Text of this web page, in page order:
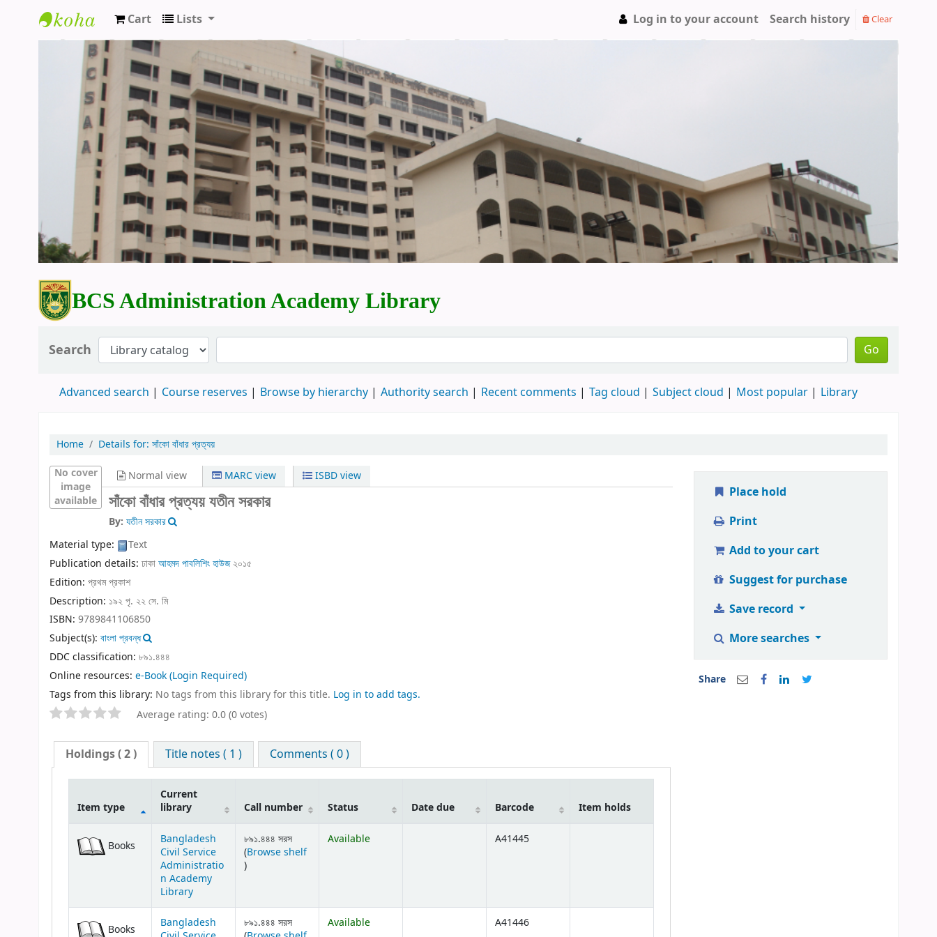
BCS Administration Academy Library
Cart Lists Log in to your account Search history Clear
BCS Administration Academy Library
Search Go
Advanced search Course reserves Browse by hierarchy Authority search Recent comments Tag cloud Subject cloud Most popular Library
Home Details for: সাঁকো বাঁধার প্রত্যয়
No cover
image
available
Normal view MARC view ISBD view
সাঁকো বাঁধার প্রত্যয়যতীন সরকার
By: যতীন সরকার
Material type:
Text
Publication details: ঢাকাআহমদ পাবলিশিং হাউজ২০১৫
Edition: প্রথম প্রকাশ
Description: ১৯২ পৃ. ২২ সে. মি
ISBN: 9789841106850
Subject(s): বাংলা প্রবন্ধ
DDC classification: ৮৯১.৪৪৪
Online resources: e-Book(Login Required)
Tags from this library: No tags from this library for this title. Log in to add tags.
Average rating: 0.0 (0 votes)
Holdings( 2 ) Title notes ( 1 ) Comments ( 0 )
Item type
Current
library
Call number Status Date due Barcode Item holds
Books
Bangladesh
Civil Service
Administratio
n Academy
Library
৮৯১.৪৪৪ সরস
(Browse shelf
(Opens below)
)
Available A41445
Books
Bangladesh
৮৯১.৪৪৪ সরস
Available A41446
Place hold
Print
Add to your cart
Suggest for purchase
Save record
More searches
Share